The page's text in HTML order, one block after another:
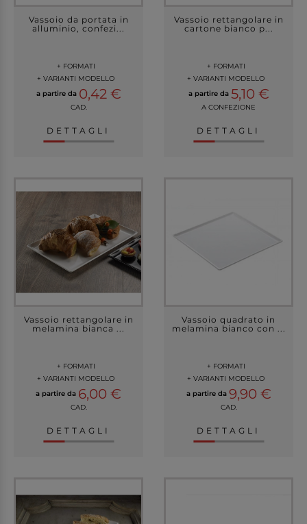
Vassoio da portata in
alluminio, confezi...
+ FORMATI
+ VARIANTI MODELLO
a partire da 0,42 €
CAD.
DETTAGLI
Vassoio rettangolare in
cartone bianco p...
+ FORMATI
+ VARIANTI MODELLO
a partire da 5,10 €
A CONFEZIONE
DETTAGLI
Vassoio rettangolare in
melamina bianca ...
+ FORMATI
+ VARIANTI MODELLO
a partire da 6,00 €
CAD.
DETTAGLI
Vassoio quadrato in
melamina bianco con ...
+ FORMATI
+ VARIANTI MODELLO
a partire da 9,90 €
CAD.
DETTAGLI